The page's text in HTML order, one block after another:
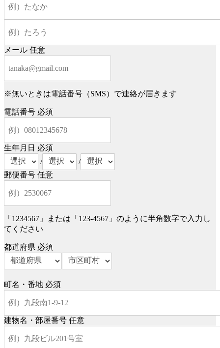
メール 任意
※無いときは電話番号（SMS）で連絡が届きます
電話番号 必須
生年月日 必須
/
/
郵便番号 任意
「1234567」または「123-4567」のように半角数字で入力し
てください
都道府県 必須
町名・番地 必須
建物名・部屋番号 任意